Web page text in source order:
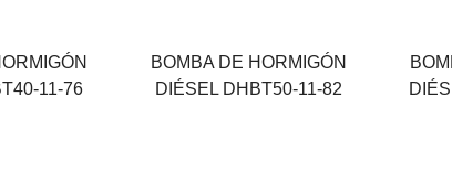
11-76
BOMBA DE HORMIGÓN
DIÉSEL DHBT50-11-82
82 KW
129